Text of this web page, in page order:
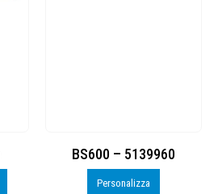
BS600 – 5139960
Personalizza